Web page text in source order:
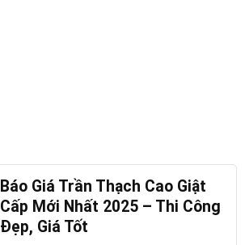
Báo Giá Trần Thạch Cao Giật
Cấp Mới Nhất 2025 – Thi Công
Đẹp, Giá Tốt